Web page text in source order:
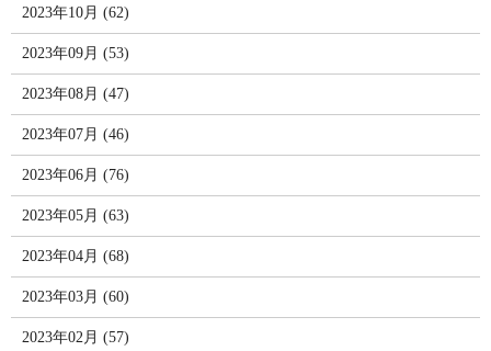
2023年10月 (62)
2023年09月 (53)
2023年08月 (47)
2023年07月 (46)
2023年06月 (76)
2023年05月 (63)
2023年04月 (68)
2023年03月 (60)
2023年02月 (57)